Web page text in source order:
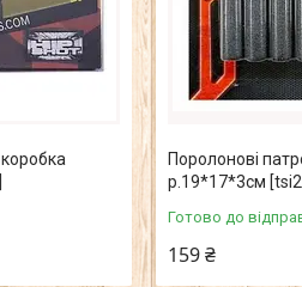
Поролонові
р.19*17*3см
Готово до
159 ₴